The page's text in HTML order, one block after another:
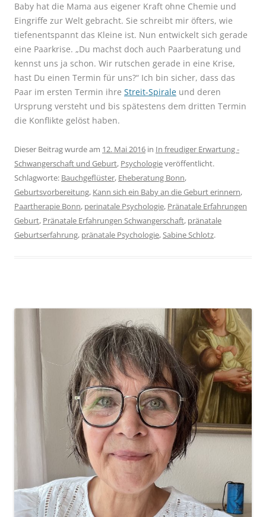
Baby hat die Mama aus eigener Kraft ohne Chemie und
Eingriffe zur Welt gebracht. Sie schreibt mir öfters, wie
tiefenentspannt das Kleine ist. Nun entwickelt sich gerade
eine Paarkrise. „Du machst doch auch Paarberatung und
kennst uns ja schon. Wir rutschen gerade in eine Krise,
hast Du einen Termin für uns?“ Ich bin sicher, dass das
Paar im ersten Termin ihre Streit-Spirale und deren
Ursprung versteht und bis spätestens dem dritten Termin
die Konflikte gelöst haben.
Dieser Beitrag wurde am 12. Mai 2016 in In freudiger Erwartung -
Schwangerschaft und Geburt, Psychologieveröffentlicht.
Schlagworte: Bauchgeflüster, Eheberatung Bonn,
Geburtsvorbereitung, Kann sich ein Baby an die Geburt erinnern,
Paartherapie Bonn, perinatale Psychologie, Pränatale Erfahrungen
Geburt, Pränatale Erfahrungen Schwangerschaft, pränatale
Geburtserfahrung, pränatale Psychologie,Sabine Schlotz.